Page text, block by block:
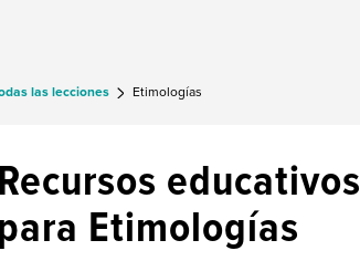
las lecciones Etimologías
Recursos educativos
para Etimologías